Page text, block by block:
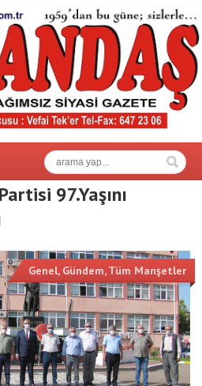
97.Yaşını
Genel, Gündem,Tüm Manşetler